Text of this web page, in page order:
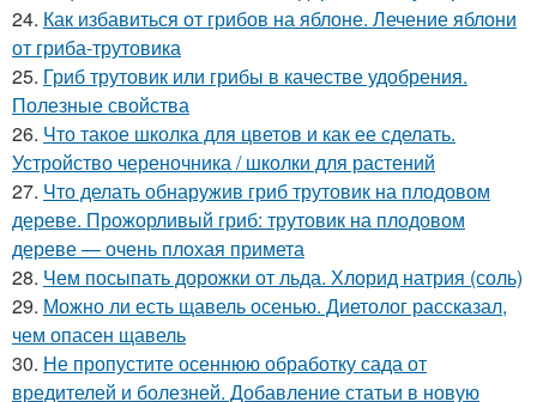
24. Как избавиться от грибов на яблоне. Лечение яблони
от гриба-трутовика
25. Гриб трутовик или грибы в качестве удобрения.
Полезные свойства
26. Что такое школка для цветов и как ее сделать.
Устройство череночника / школки для растений
27. Что делать обнаружив гриб трутовик на плодовом
дереве. Прожорливый гриб: трутовик на плодовом
дереве — очень плохая примета
28. Чем посыпать дорожки от льда. Хлорид натрия (соль)
29. Можно ли есть щавель осенью. Диетолог рассказал,
чем опасен щавель
30. Не пропустите осеннюю обработку сада от
вредителей и болезней. Добавление статьи в новую